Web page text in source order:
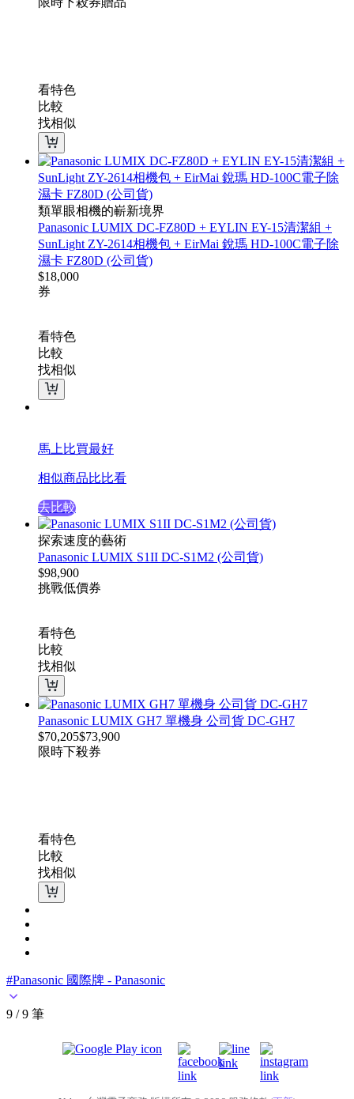
看特色
比較
找相似
類單眼相機的嶄新境界
Panasonic LUMIX DC-FZ80D + EYLIN EY-15清潔組 +
SunLight ZY-2614相機包 + EirMai 銳瑪 HD-100C電子除
濕卡 FZ80D (公司貨)
$18,000
券
看特色
比較
找相似
馬上比買最好
相似商品比比看
去比較
探索速度的藝術
Panasonic LUMIX S1II DC-S1M2 (公司貨)
$98,900
挑戰低價券
看特色
比較
找相似
Panasonic LUMIX GH7 單機身 公司貨 DC-GH7
$70,205$73,900
限時下殺券
看特色
比較
找相似
#Panasonic 國際牌 - Panasonic
9 / 9 筆